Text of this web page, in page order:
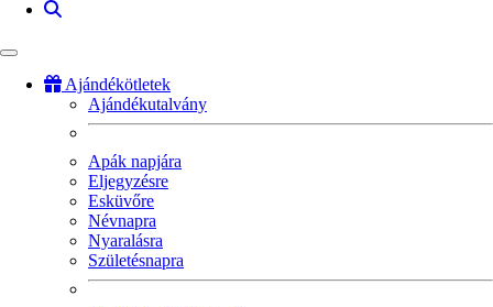
Ajándékötletek
Ajándékutalvány
Apák napjára
Eljegyzésre
Esküvőre
Névnapra
Nyaralásra
Születésnapra